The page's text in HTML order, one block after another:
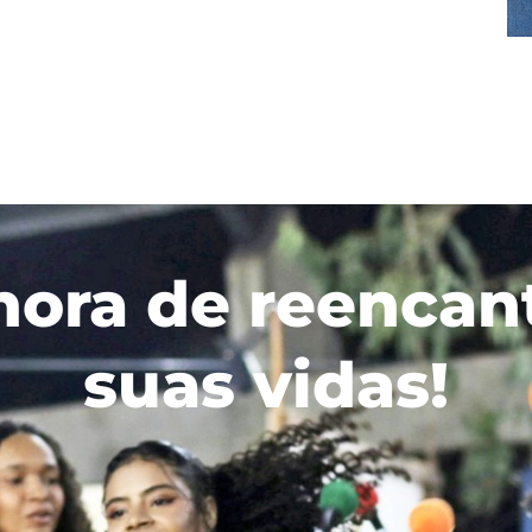
de
suas vidas!